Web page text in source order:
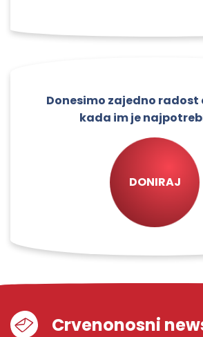
Donesimo zajedno radost
kada im je
DONIRAJ
Crvenonosni